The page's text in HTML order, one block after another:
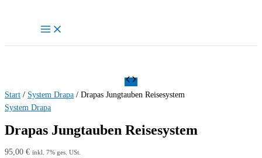
Start / System Drapa / Drapas Jungtauben Reisesystem
System Drapa
Drapas Jungtauben Reisesystem
95,00 € inkl. 7% ges. USt.